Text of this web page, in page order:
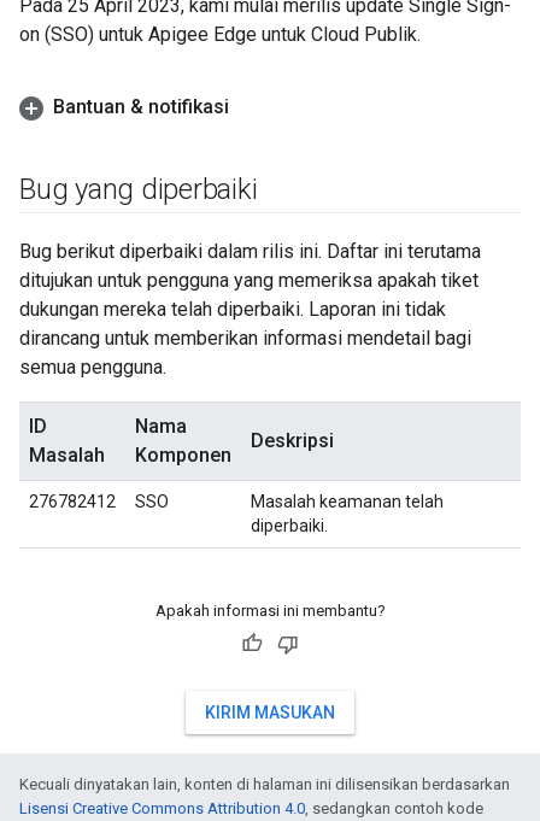
Pada 25 April 2023, kami mulai merilis update Single Sign-
on (SSO) untuk Apigee Edge untuk Cloud Publik.
Bantuan & notifikasi
Bug yang diperbaiki
Bug berikut diperbaiki dalam rilis ini. Daftar ini terutama
ditujukan untuk pengguna yang memeriksa apakah tiket
dukungan mereka telah diperbaiki. Laporan ini tidak
dirancang untuk memberikan informasi mendetail bagi
semua pengguna.
ID
Masalah
Nama
Komponen
Deskripsi
276782412 SSO
Masalah keamanan telah
diperbaiki.
Apakah informasi ini membantu?
KIRIM MASUKAN
Kecuali dinyatakan lain, konten di halaman ini dilisensikan berdasarkan
Lisensi Creative Commons Attribution 4.0, sedangkan contoh kode